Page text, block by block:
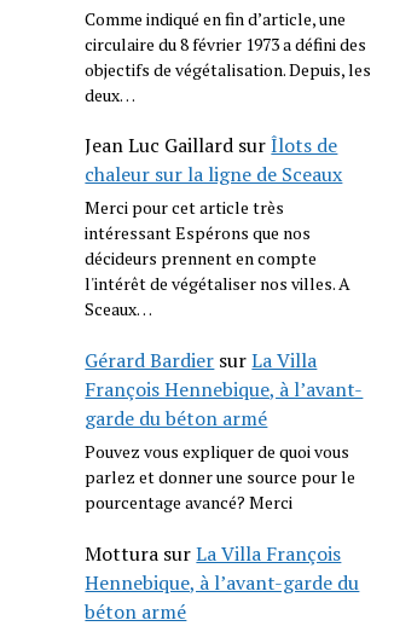
Comme indiqué en fin d’article, une
circulaire du 8 février 1973 a défini des
objectifs de végétalisation. Depuis, les
deux…
Jean Luc Gaillard surÎlots de
chaleur sur la ligne de Sceaux
Merci pour cet article très
intéressant Espérons que nos
décideurs prennent en compte
l'intérêt de végétaliser nos villes. A
Sceaux…
Gérard Bardier surLa Villa
François Hennebique, à l’avant-
garde du béton armé
Pouvez vous expliquer de quoi vous
parlez et donner une source pour le
pourcentage avancé? Merci
Mottura surLa Villa François
Hennebique, à l’avant-garde du
béton armé